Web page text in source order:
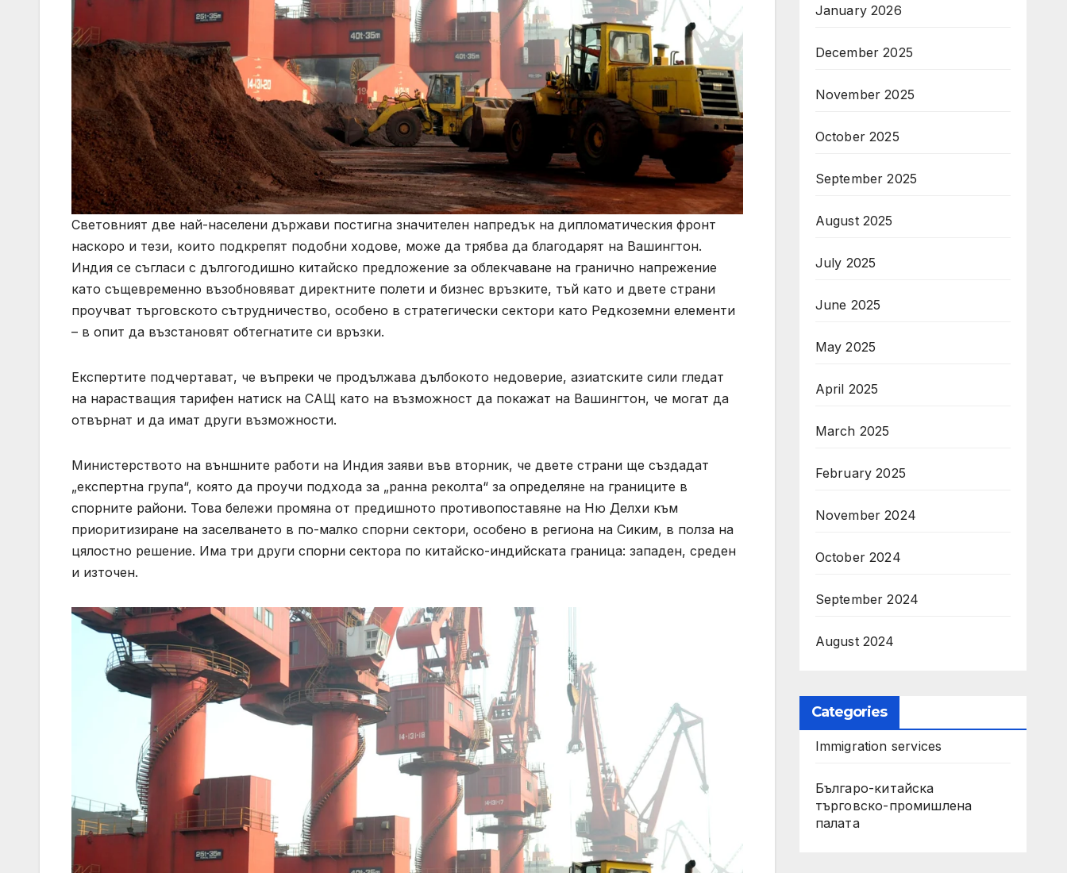
Световният две най-населени държави постигна значителен напредък на дипломатическия фронт
наскоро и тези, които подкрепят подобни ходове, може да трябва да благодарят на Вашингтон.
Индия се съгласи с дългогодишно китайско предложение за облекчаване на гранично напрежение
като същевременно възобновяват директните полети и бизнес връзките, тъй като и двете страни
проучват търговското сътрудничество, особено в стратегически сектори като Редкоземни елементи
– в опит да възстановят обтегнатите си връзки.
Експертите подчертават, че въпреки че продължава дълбокото недоверие, азиатските сили гледат
на нарастващия тарифен натиск на САЩ като на възможност да покажат на Вашингтон, че могат да
отвърнат и да имат други възможности.
Министерството на външните работи на Индия заяви във вторник, че двете страни ще създадат
„експертна група“, която да проучи подхода за „ранна реколта“ за определяне на границите в
спорните райони. Това бележи промяна от предишното противопоставяне на Ню Делхи към
приоритизиране на заселването в по-малко спорни сектори, особено в региона на Сиким, в полза на
цялостно решение. Има три други спорни сектора по китайско-индийската граница: западен, среден
и източен.
January 2026
December 2025
November 2025
October 2025
September 2025
August 2025
July 2025
June 2025
May 2025
April 2025
March 2025
February 2025
November 2024
October 2024
September 2024
August 2024
Categories
Immigration services
Българо-китайска
търговско-промишлена
палата